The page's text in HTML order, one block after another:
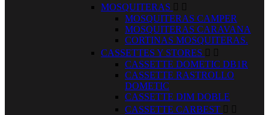
MOSQUITERAS  
MOSQUITERAS CAMPER
MOSQUITERAS CARAVANA
CORTINAS MOSQUITERAS.
CASSETTES Y STORES  
CASSETTE DOMETIC DB1R
CASSETTE RASTROLLO
DOMETIC
CASSETTE DIM DOBLE
CASSETTE CARBEST  